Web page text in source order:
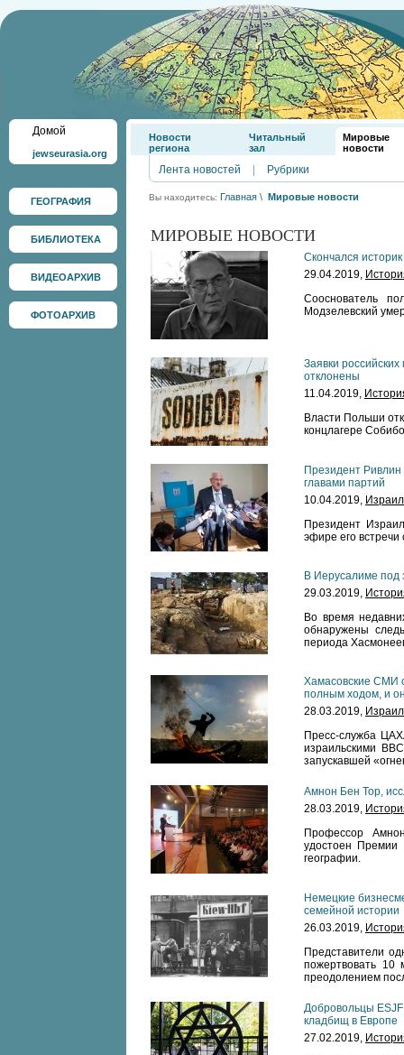
Домой
jewseurasia.org
ГЕОГРАФИЯ
БИБЛИОТЕКА
ВИДЕОАРХИВ
ФОТОАРХИВ
Новости
региона
Читальный
зал
Мировые
новости
Лента новостей Рубрики
Вы находитесь: Главная \ Мировые новости
МИРОВЫЕ НОВОСТИ
Скончался
29.04.2019,
Сооснователь
Модзелевский
Заявки
отклонены
11.04.2019,
Власти Польши
концлагере
Президент Ривлин
главами партий
10.04.2019,
Президент
эфире его
В Иерусалиме под
29.03.2019,
Во время
обнаружены
периода
Хамасовские СМИ
полным ходом, и
28.03.2019,
Пресс-служба
израильскими
запускавшей
Амнон Бен Тор,
28.03.2019,
Профессор
удостоен Премии
географии.
Немецкие
семейной истории
26.03.2019,
Представители
пожертвовать 10
преодолением
Добровольцы
кладбищ в Европе
27.02.2019,